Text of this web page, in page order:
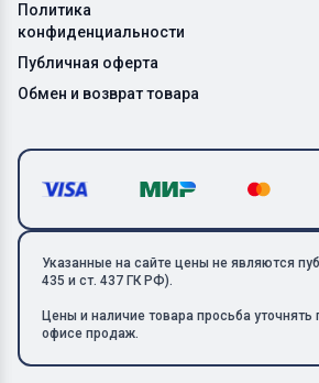
Политика
конфиденциальности
Публичная оферта
Обмен и возврат товара
Указанные на сайте цены не являются
435 и ст. 437 ГК РФ).
Цены и наличие товара просьба уточнять
офисе продаж.